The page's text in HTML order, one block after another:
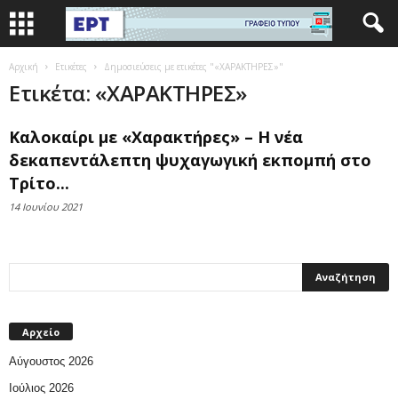
Αρχική Ετικέτες Δημοσιεύσεις με ετικέτες "«ΧΑΡΑΚΤΗΡΕΣ»"
Ετικέτα: «ΧΑΡΑΚΤΗΡΕΣ»
Καλοκαίρι με «Χαρακτήρες» – Η νέα
δεκαπεντάλεπτη ψυχαγωγική εκπομπή στο
Τρίτο...
14 Ιουνίου 2021
Αρχείο
Αύγουστος 2026
Ιούλιος 2026